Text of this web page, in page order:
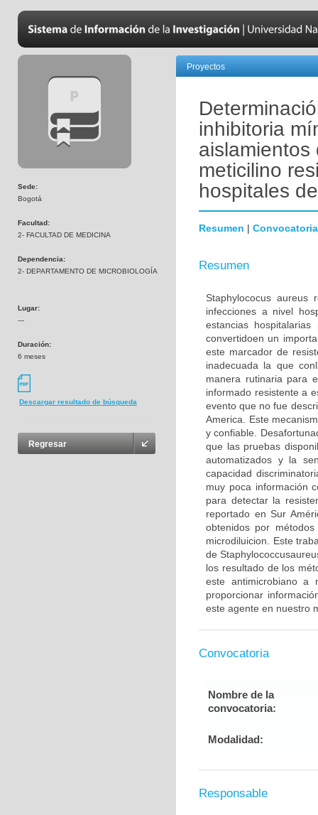
Sede:
Bogotá
Facultad:
2- FACULTAD DE MEDICINA
Dependencia:
2- DEPARTAMENTO DE MICROBIOLOGÍA
Lugar:
---
Duración:
6 meses
Descargar resultado de búsqueda
Regresar
Proyectos
inhibitoria
aislamientos
meticilino
hospitales
Resumen | Convocatoria
Resumen
Staphylococus
infecciones a nivel
estancias
convertidoen un
este marcador de
inadecuada la que
manera rutinaria para
informado resistente a
evento que no fue
America. Este
y confiable.
que las pruebas
automatizados y la
capacidad
muy poca información
para detectar la
reportado en Sur
obtenidos por
microdiluicion. Este
de
los resultado de los
este antimicrobiano a
proporcionar
este agente en nuestro
Convocatoria
Nombre de la
convocatoria:
Modalidad:
Responsable